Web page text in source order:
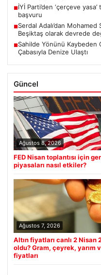
■İYİ Parti’den ‘çerçeve
başvuru
■Serdal Adalı’dan
Beşiktaş olarak devrede
■Sahilde Yönünü Kaybeden
Çabasıyla Denize Ulaştı
Güncel
Ağustos 8, 2026
FED Nisan toplantısı için
piyasaları nasıl etkiler?
Ağustos 7, 2026
Altın fiyatları canlı 2 Nisan
oldu? Gram, çeyrek, yarım
fiyatları